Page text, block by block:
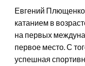
Евгений
катанием в
на первых
первое место. С
успешная